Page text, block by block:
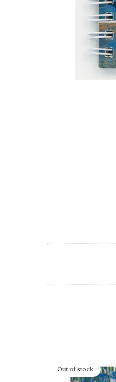
Out of stock